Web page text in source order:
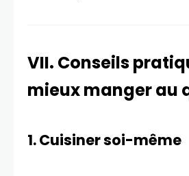
VII. Conseils
mieux manger au
1. Cuisiner soi-même